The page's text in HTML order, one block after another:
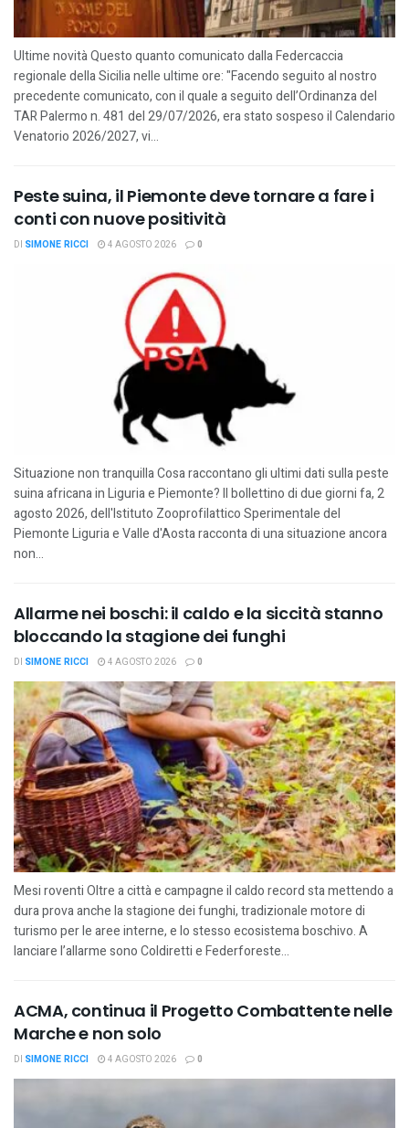
Ultime novità Questo quanto comunicato dalla Federcaccia
regionale della Sicilia nelle ultime ore: "Facendo seguito al nostro
precedente comunicato, con il quale a seguito dell’Ordinanza del
TAR Palermo n. 481 del 29/07/2026, era stato sospeso il Calendario
Venatorio 2026/2027, vi...
Peste suina, il Piemonte deve tornare a fare i
conti con nuove positività
DI SIMONE RICCI 4 AGOSTO 2026 0
Situazione non tranquilla Cosa raccontano gli ultimi dati sulla peste
suina africana in Liguria e Piemonte? Il bollettino di due giorni fa, 2
agosto 2026, dell'Istituto Zooprofilattico Sperimentale del
Piemonte Liguria e Valle d'Aosta racconta di una situazione ancora
non...
Allarme nei boschi: il caldo e la siccità stanno
bloccando la stagione dei funghi
DI SIMONE RICCI 4 AGOSTO 2026 0
Mesi roventi Oltre a città e campagne il caldo record sta mettendo a
dura prova anche la stagione dei funghi, tradizionale motore di
turismo per le aree interne, e lo stesso ecosistema boschivo. A
lanciare l’allarme sono Coldiretti e Federforeste...
ACMA, continua il Progetto Combattente nelle
Marche e non solo
DI SIMONE RICCI 4 AGOSTO 2026 0